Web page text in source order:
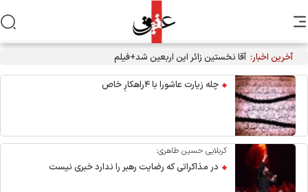
آخرین اخبار: آقا نخستین زائر این اربعین شد+فیلم
چله زیارت عاشورا با ۴راهکارِ خاص
کربلایی حسین طاهری:
در مذاکراتی که رضایت رهبر را ندارد خبری نیست